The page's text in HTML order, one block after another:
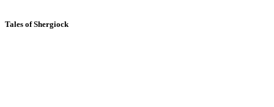
Tales of Shergiock